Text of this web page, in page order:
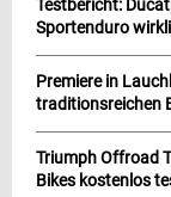
Testbericht:
Sportenduro
Premiere in
traditionsreichen
Triumph Offroad
Bikes kostenlos